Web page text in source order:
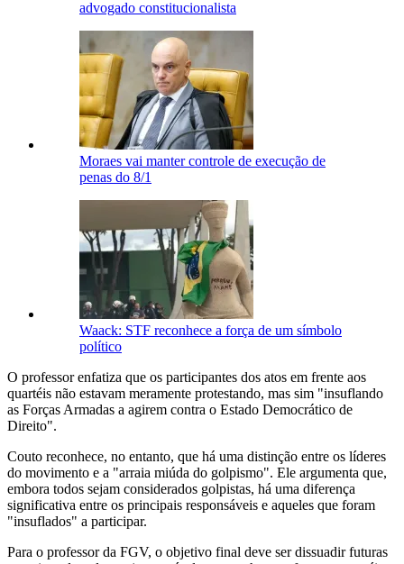
advogado constitucionalista
Moraes vai manter controle de execução de
penas do 8/1
Waack: STF reconhece a força de um símbolo
político
O professor enfatiza que os participantes dos atos em frente aos
quartéis não estavam meramente protestando, mas sim "insuflando
as Forças Armadas a agirem contra o Estado Democrático de
Direito".
Couto reconhece, no entanto, que há uma distinção entre os líderes
do movimento e a "arraia miúda do golpismo". Ele argumenta que,
embora todos sejam considerados golpistas, há uma diferença
significativa entre os principais responsáveis e aqueles que foram
"insuflados" a participar.
Para o professor da FGV, o objetivo final deve ser dissuadir futuras